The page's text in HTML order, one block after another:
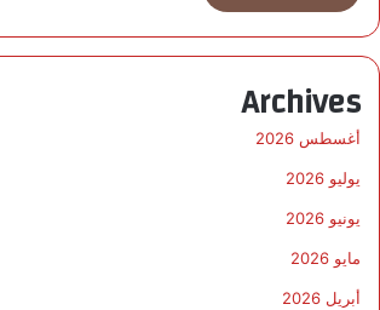
Archives
أغسطس 2026
يوليو 2026
يونيو 2026
مايو 2026
أبريل 2026